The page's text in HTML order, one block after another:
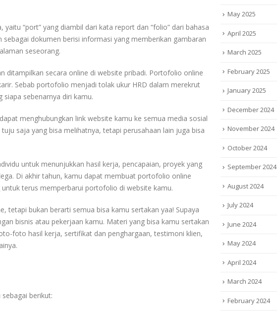
“port” yang diambil dari kata report dan “folio” dari bahasa
dokumen berisi informasi yang memberikan gambaran
seseorang.
ditampilkan secara online di website pribadi. Portofolio online
Sebab portofolio menjadi tolak ukur HRD dalam merekrut
sebenarnya diri kamu.
menghubungkan link website kamu ke semua media sosial
saja yang bisa melihatnya, tetapi perusahaan lain juga bisa
untuk menunjukkan hasil kerja, pencapaian, proyek yang
Di akhir tahun, kamu dapat membuat portofolio online
terus memperbarui portofolio di website kamu.
tetapi bukan berarti semua bisa kamu sertakan yaa! Supaya
bisnis atau pekerjaan kamu. Materi yang bisa kamu sertakan
foto hasil kerja, sertifikat dan penghargaan, testimoni klien,
berikut:
May 2025
April 2025
March 2025
February 2025
January 2025
December 2024
November 2024
October 2024
September 2024
August 2024
July 2024
June 2024
May 2024
April 2024
March 2024
February 2024